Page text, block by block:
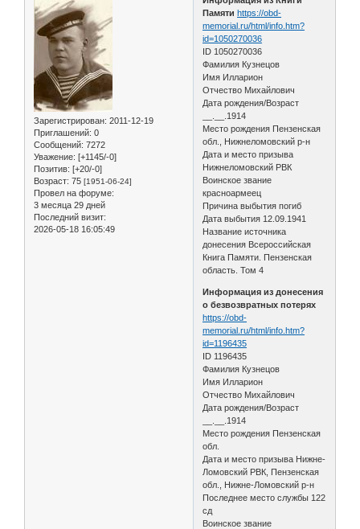
Зарегистрирован: 2011-12-19
Приглашений: 0
Сообщений: 7272
Уважение: [+1145/-0]
Позитив: [+20/-0]
Возраст: 75 [1951-06-24]
Провел на форуме:
3 месяца 29 дней
Последний визит:
2026-05-18 16:05:49
Памяти https://obd-
memorial.ru/html/info.htm?
id=1050270036
ID 1050270036
Фамилия Кузнецов
Имя Илларион
Отчество Михайлович
Дата рождения/Возраст
__.__.1914
Место рождения Пензенская
обл., Нижнеломовский р-н
Дата и место призыва
Нижнеломовский РВК
Воинское звание
красноармеец
Причина выбытия погиб
Дата выбытия 12.09.1941
Название источника
донесения Всероссийская
Книга Памяти. Пензенская
область. Том 4
Информация из донесения
о безвозвратных потерях
https://obd-
memorial.ru/html/info.htm?
id=1196435
ID 1196435
Фамилия Кузнецов
Имя Илларион
Отчество Михайлович
Дата рождения/Возраст
__.__.1914
Место рождения Пензенская
обл.
Дата и место призыва Нижне-
Ломовский РВК, Пензенская
обл., Нижне-Ломовский р-н
Последнее место службы 122
сд
Воинское звание